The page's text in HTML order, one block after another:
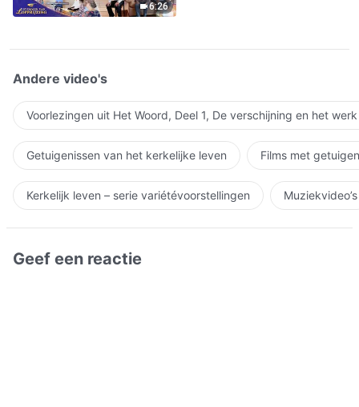
6:26
Andere video's
Voorlezingen uit Het Woord, Deel 1, De verschijning en het
Getuigenissen van het kerkelijke leven Films met
Kerkelijk leven – serie variétévoorstellingen Muziekvideo’s
Geef een reactie